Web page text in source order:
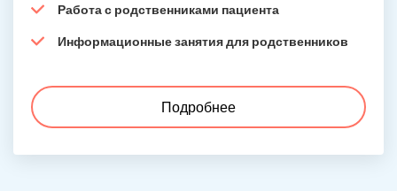
Работа с родственниками пациента
Информационные занятия для родственников
Подробнее